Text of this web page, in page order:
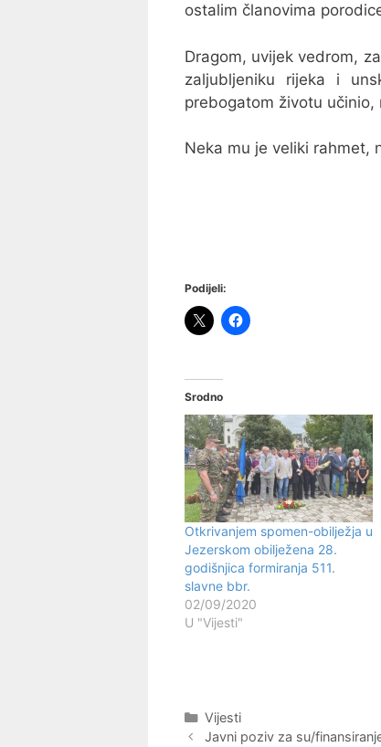
ostalim članovima
Dragom, uvijek vedrom,
zaljubljeniku rijeka i
prebogatom životu učinio,
Neka mu je veliki rahmet,
Podijeli:
Srodno
Otkrivanjem spomen-obilježja u
Jezerskom obilježena 28.
godišnjica formiranja 511.
slavne bbr.
02/09/2020
U "Vijesti"
Kategorije
Vijesti
Navigacija
Javni poziv za su/